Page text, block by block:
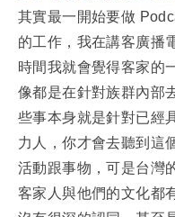
其實最一開始要做
的工作，我在講客廣播
時間我就會覺得客家的
像都是在針對族群內部
些事本身就是針對已經
力人，你才會去聽到這
活動跟事物，可是台灣
客家人與他們的文化都